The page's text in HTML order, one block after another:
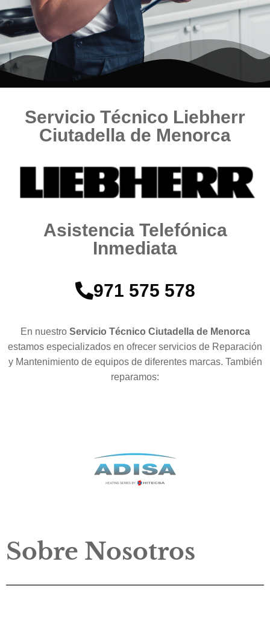
Servicio Técnico Liebherr
Ciutadella de Menorca
Asistencia Telefónica
Inmediata
971 575 578
En nuestro Servicio Técnico Ciutadella de Menorca
estamos especializados en ofrecer servicios de Reparación
y Mantenimiento de equipos de diferentes marcas. También
reparamos:
Sobre Nosotros